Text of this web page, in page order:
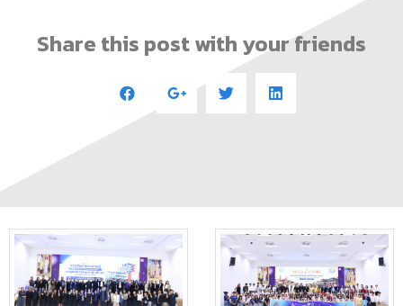
Share this post with your friends